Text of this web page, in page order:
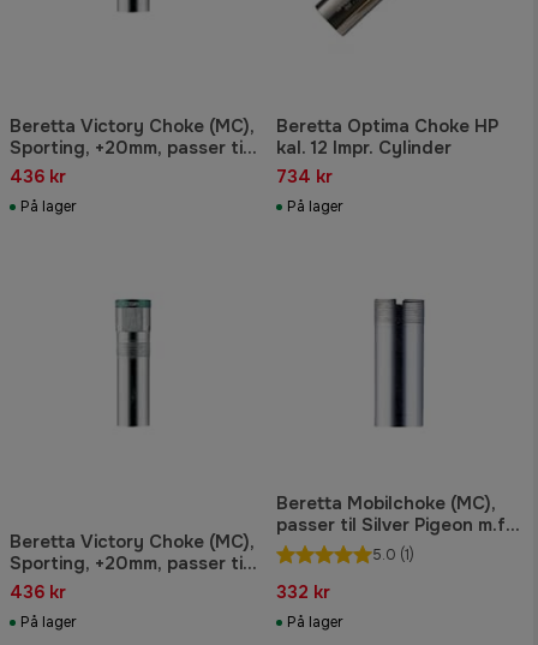
Beretta Victory Choke (MC),
Sporting, +20mm, passer til
Silver Pigeon m.fl. kaliber 12.,
436 kr
På lager
Beretta Optima Choke HP
kal. 12 Impr. Cylinder
734 kr
På lager
Beretta Victory Choke (MC),
Sporting, +20mm, passer til
Silver Pigeon og andre
kaliber 12., Skeet USA.
436 kr
På lager
Beretta Mobilchoke (MC),
passer til Silver Pigeon m.fl.,
kaliber 12., Skeet
5.0 (1)
332 kr
På lager